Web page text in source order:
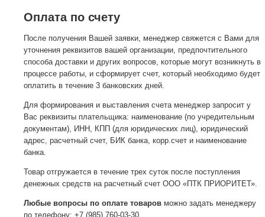
Оплата по счету
После получения Вашей заявки, менеджер свяжется с Вами для
уточнения реквизитов вашей организации, предпочтительного
способа доставки и других вопросов, которые могут возникнуть в
процессе работы, и сформирует счет, который необходимо будет
оплатить в течение 3 банковских дней.
Для формирования и выставления счета менеджер запросит у
Вас реквизиты плательщика: наименование (по учредительным
документам), ИНН, КПП (для юридических лиц), юридический
адрес, расчетный счет, БИК банка, корр.счет и наименование
банка.
Товар отгружается в течение трех суток после поступления
денежных средств на расчетный счет ООО «ПТК ПРИОРИТЕТ».
Любые вопросы по оплате товаров можно задать менеджеру
по телефону: +7 (985) 760-03-30.